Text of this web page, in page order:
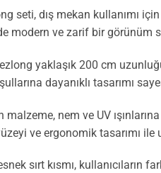
seti, dış mekan kullanımı
modern ve zarif bir görünüm
yaklaşık 200 cm
dayanıklı tasarımı
malzeme, nem ve UV
ve ergonomik tasarımı
sırt kısmı,